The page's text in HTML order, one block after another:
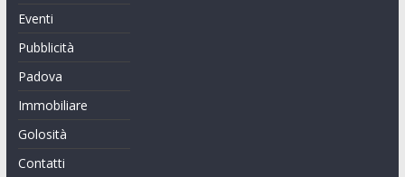
Eventi
Pubblicità
Padova
Immobiliare
Golosità
Contatti